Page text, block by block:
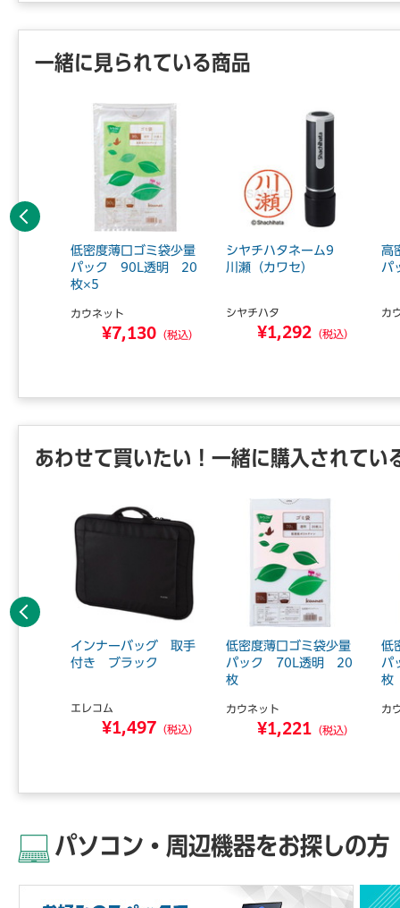
一緒に見られている商品
低密度薄口ゴミ袋少量
パック 90L透明 20
枚×5
カウネット
¥7,130 （税込）
シヤチハタネーム9
川瀬（カワセ）
シヤチハタ
¥1,292 （税込）
高
パ
カ
前へ
あわせて買いたい！一緒に購入されてい
インナーバッグ 取手
付き ブラック
エレコム
¥1,497 （税込）
低密度薄口ゴミ袋少量
パック 70L透明 20
枚
カウネット
¥1,221 （税込）
低
パ
枚
カ
前へ
パソコン・周辺機器をお探しの方